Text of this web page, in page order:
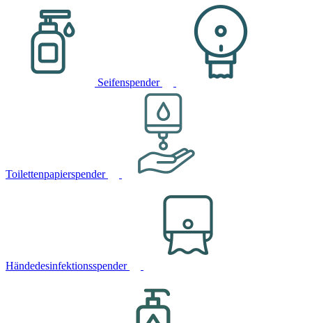
Seifenspender
Toilettenpapierspender
Händedesinfektionsspender